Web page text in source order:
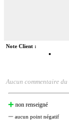
Note Client :
Aucun commentaire
non renseigné
aucun point négatif